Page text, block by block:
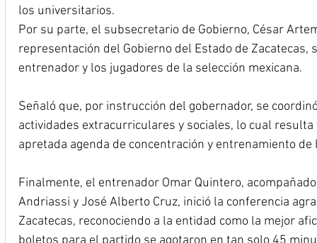
los universitarios.
Por su parte, el subsecretario de Gobierno, César
representación del Gobierno del Estado de
entrenador y los jugadores de la selección mexicana.
Señaló que, por instrucción del gobernador, se
actividades extracurriculares y sociales, lo cual
apretada agenda de concentración y entrenamiento de
Finalmente, el entrenador Omar Quintero,
Andriassi y José Alberto Cruz, inició la conferencia
Zacatecas, reconociendo a la entidad como la mejor